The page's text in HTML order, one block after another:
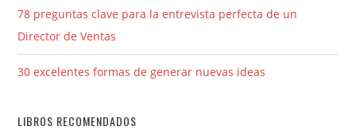
78 preguntas clave para la entrevista perfecta de un
Director de Ventas
30 excelentes formas de generar nuevas ideas
LIBROS RECOMENDADOS